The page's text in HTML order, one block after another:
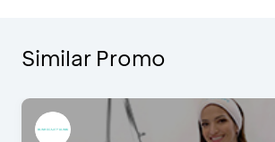
Similar Promo